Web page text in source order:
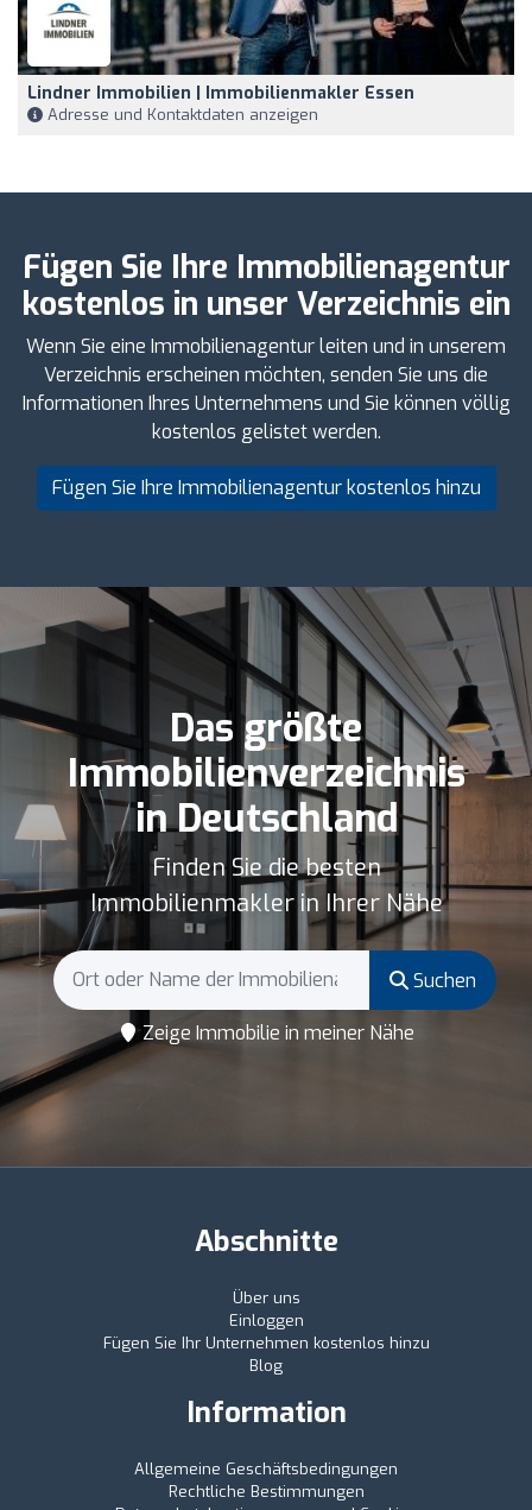
Lindner Immobilien | Immobilienmakler Essen
Adresse und Kontaktdaten anzeigen
Fügen Sie Ihre Immobilienagentur
kostenlos in unser Verzeichnis ein
Wenn Sie eine Immobilienagentur leiten und in unserem
Verzeichnis erscheinen möchten, senden Sie uns die
Informationen Ihres Unternehmens und Sie können völlig
kostenlos gelistet werden.
Fügen Sie Ihre Immobilienagentur kostenlos hinzu
Das größte
Immobilienverzeichnis
in Deutschland
Finden Sie die besten
Immobilienmakler in Ihrer Nähe
Suchen
Zeige Immobilie in meiner Nähe
Abschnitte
Über uns
Einloggen
Fügen Sie Ihr Unternehmen kostenlos hinzu
Blog
Information
Allgemeine Geschäftsbedingungen
Rechtliche Bestimmungen